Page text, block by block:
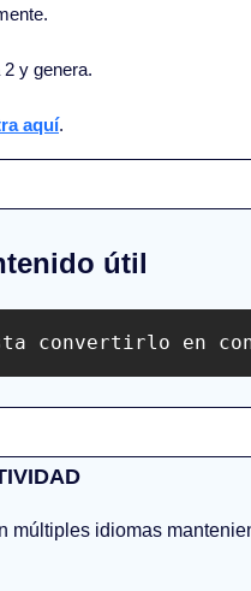
y genera.
aquí.
útil
convertirlo en
múltiples idiomas